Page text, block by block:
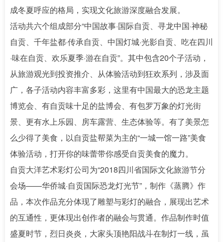
成冬夏呼应的格局，实现文化旅游深度融合发展。
活动共六个组成部分“中国故事·国际自贡、寻龙中国·神秘
自贡、千年盐都·传承自贡、中国灯城·光影自贡、吃在四川
·味在自贡、欢乐夏季·游在自贡”。其中包含20个子活动，
从旅游观光到投资推介、从体验活动到狂欢系列，涉及面
广，各子活动内容丰富多彩，这里有中国最大的恐龙主题
博览会、有自贡味十足的盐博会、有包罗万象的灯光街
景、更有水上乐园、房车露营、生态体验等。有了美景怎
么少得了美食，以自贡盐帮菜为主的“一城一馆一路”美食
体验活动，打开你的味蕾带你感受自贡美食的魔力。
自贡大洋艺术彩灯公司为“2018四川省国际文化旅游节分
会场——华侨城·自贡国际恐龙灯光节”，制作《蒸腾》作
品，本次作品充分体现了雕塑与彩灯的融合，展现出艺术
的互通性，更体现出创作者的融会与贯通。作品制作时值
盛夏时节，烈日炎炎，大家头顶艳阳战斗在制灯一线，虽